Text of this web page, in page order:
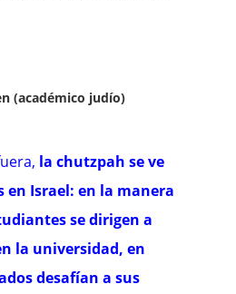
(académico judío)
la chutzpah se ve
en Israel: en la manera
se dirigen a
la universidad, en
desafían a sus